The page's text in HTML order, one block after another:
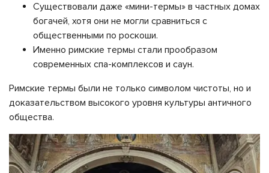
Существовали даже «мини-термы» в частных домах
богачей, хотя они не могли сравниться с
общественными по роскоши.
Именно римские термы стали прообразом
современных спа-комплексов и саун.
Римские термы были не только символом чистоты, но и
доказательством высокого уровня культуры античного
общества.